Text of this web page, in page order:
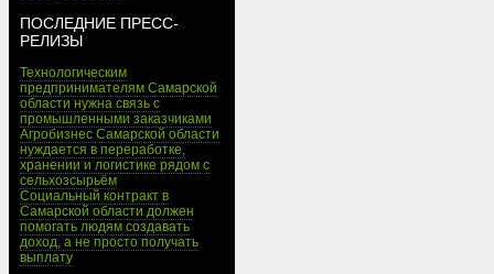
ПОСЛЕДНИЕ ПРЕСС-
РЕЛИЗЫ
Технологическим
предпринимателям Самарской
области нужна связь с
промышленными заказчиками
Агробизнес Самарской области
нуждается в переработке,
хранении и логистике рядом с
сельхозсырьём
Социальный контракт в
Самарской области должен
помогать людям создавать
доход, а не просто получать
выплату